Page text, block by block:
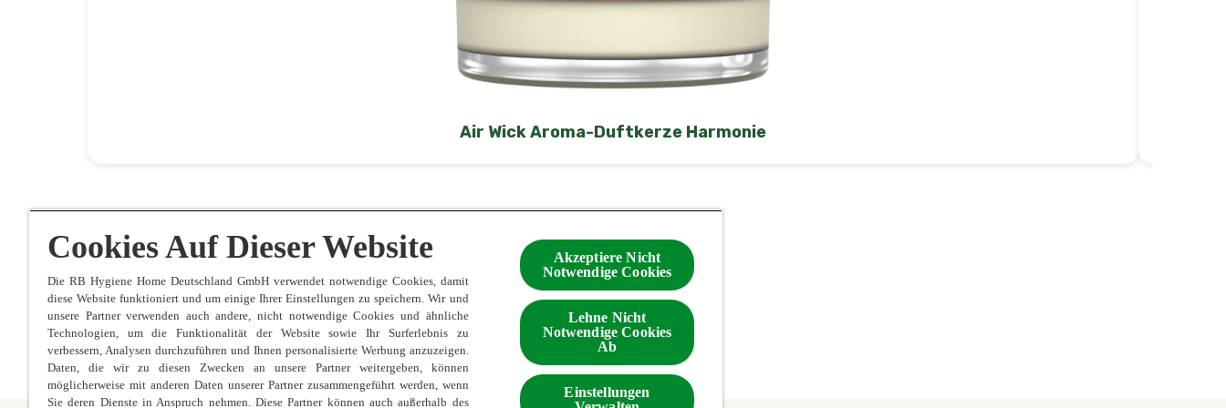
Air Wick Aroma-Duftkerze Harmonie
Cookies Auf Dieser Website
Die RB Hygiene Home Deutschland GmbH verwendet notwendige Cookies, damit
diese Website funktioniert und um einige Ihrer Einstellungen zu speichern. Wir und
unsere Partner verwenden auch andere, nicht notwendige Cookies und ähnliche
Technologien, um die Funktionalität der Website sowie Ihr Surferlebnis zu
verbessern, Analysen durchzuführen und Ihnen personalisierte Werbung anzuzeigen.
Daten, die wir zu diesen Zwecken an unsere Partner weitergeben, können
möglicherweise mit anderen Daten unserer Partner zusammengeführt werden, wenn
Sie deren Dienste in Anspruch nehmen. Diese Partner können auch außerhalb des
Akzeptiere Nicht
Notwendige Cookies
Lehne Nicht
Notwendige Cookies
Ab
Einstellungen